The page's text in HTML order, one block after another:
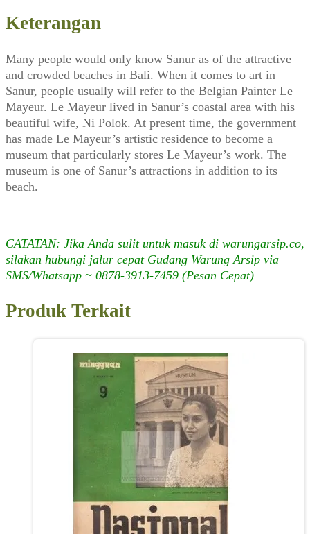
2009)
Keterangan
Many people would only know Sanur as of the attractive
and crowded beaches in Bali. When it comes to art in
Sanur, people usually will refer to the Belgian Painter Le
Mayeur. Le Mayeur lived in Sanur’s coastal area with his
beautiful wife, Ni Polok. At present time, the government
has made Le Mayeur’s artistic residence to become a
museum that particularly stores Le Mayeur’s work. The
museum is one of Sanur’s attractions in addition to its
beach.
CATATAN: Jika Anda sulit untuk masuk di warungarsip.co,
silakan hubungi jalur cepat Gudang Warung Arsip via
SMS/Whatsapp ~ 0878-3913-7459 (Pesan Cepat)
Produk Terkait